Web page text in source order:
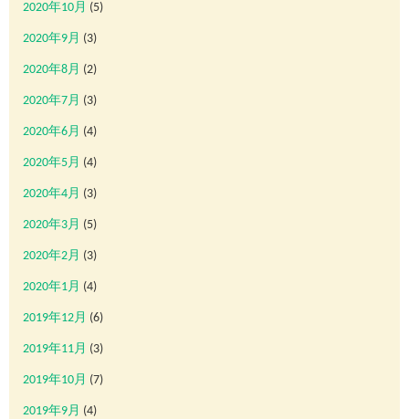
2020年10月 (5)
2020年9月 (3)
2020年8月 (2)
2020年7月 (3)
2020年6月 (4)
2020年5月 (4)
2020年4月 (3)
2020年3月 (5)
2020年2月 (3)
2020年1月 (4)
2019年12月 (6)
2019年11月 (3)
2019年10月 (7)
2019年9月 (4)